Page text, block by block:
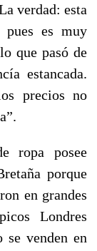
verdad: esta
pues es muy
que pasó de
estancada.
precios no
ropa posee
porque
en grandes
Londres
se venden en